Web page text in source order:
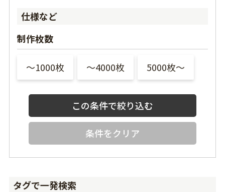
仕様など
制作枚数
〜1000枚 〜4000枚 5000枚〜
条件をクリア
タグで一発検索